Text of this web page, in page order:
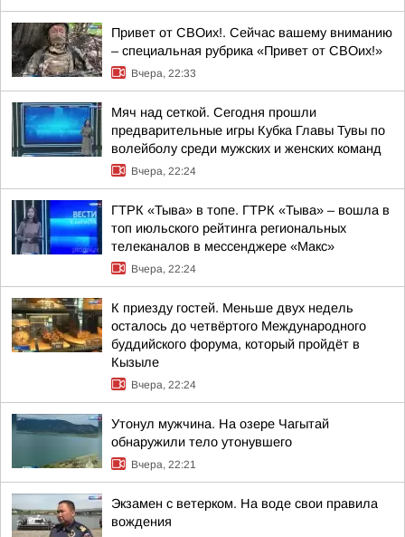
Привет от СВОих!. Сейчас вашему вниманию
– специальная рубрика «Привет от СВОих!»
Вчера, 22:33
Мяч над сеткой. Сегодня прошли
предварительные игры Кубка Главы Тувы по
волейболу среди мужских и женских команд
Вчера, 22:24
ГТРК «Тыва» в топе. ГТРК «Тыва» – вошла в
топ июльского рейтинга региональных
телеканалов в мессенджере «Макс»
Вчера, 22:24
К приезду гостей. Меньше двух недель
осталось до четвёртого Международного
буддийского форума, который пройдёт в
Кызыле
Вчера, 22:24
Утонул мужчина. На озере Чагытай
обнаружили тело утонувшего
Вчера, 22:21
Экзамен с ветерком. На воде свои правила
вождения